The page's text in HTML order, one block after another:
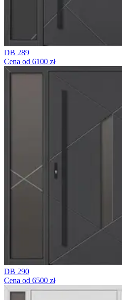
DB 289
Cena od 6100 zł
DB 290
Cena od 6500 zł